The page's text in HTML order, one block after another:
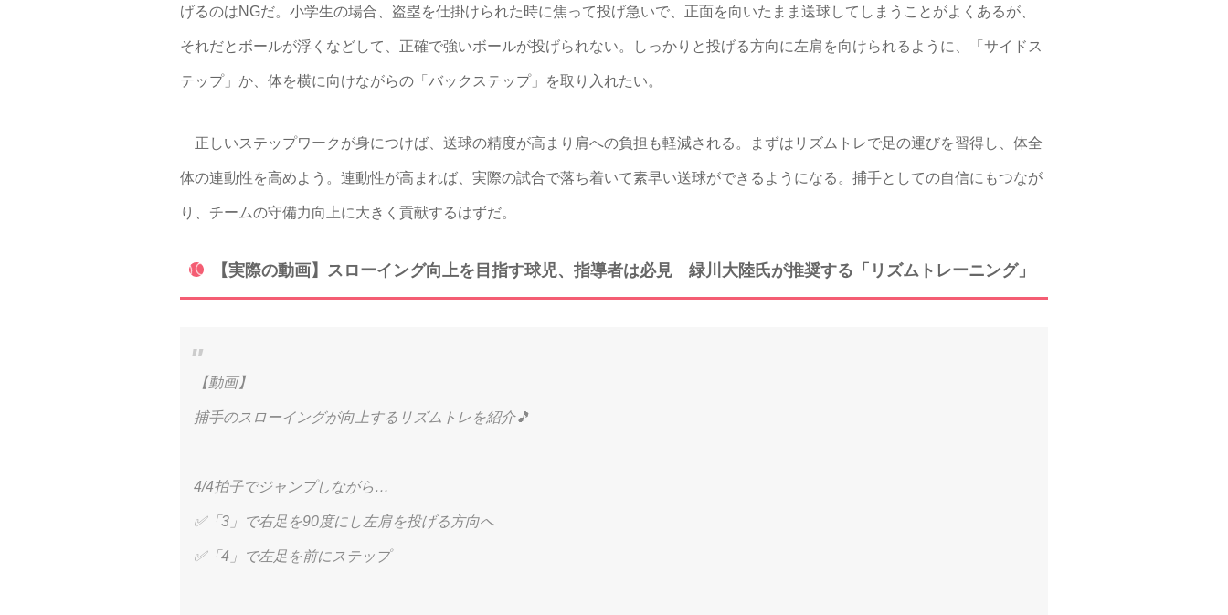
げるのはNGだ。小学生の場合、盗塁を仕掛けられた時に焦って投げ急いで、正面を向いたまま送球してしまうことがよくあるが、
それだとボールが浮くなどして、正確で強いボールが投げられない。しっかりと投げる方向に左肩を向けられるように、「サイドス
テップ」か、体を横に向けながらの「バックステップ」を取り入れたい。
正しいステップワークが身につけば、送球の精度が高まり肩への負担も軽減される。まずはリズムトレで足の運びを習得し、体全
体の連動性を高めよう。連動性が高まれば、実際の試合で落ち着いて素早い送球ができるようになる。捕手としての自信にもつなが
り、チームの守備力向上に大きく貢献するはずだ。
【実際の動画】スローイング向上を目指す球児、指導者は必見 緑川大陸氏が推奨する「リズムトレーニング」
【動画】
捕手のスローイングが向上するリズムトレを紹介🎵
4/4拍子でジャンプしながら…
✅「3」で右足を90度にし左肩を投げる方向へ
✅「4」で左足を前にステップ